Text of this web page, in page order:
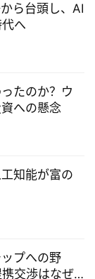
ら台頭し、AI
へ
たのか？ウ
への懸念
知能が富の
プへの野
交渉はなぜ